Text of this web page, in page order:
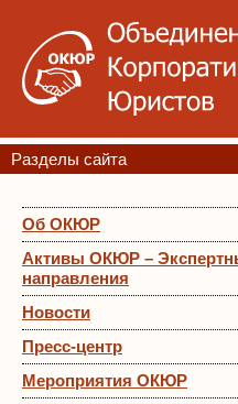
Разделы сайта
Об ОКЮР
Активы ОКЮР –
направления
Новости
Пресс-центр
Мероприятия ОКЮР